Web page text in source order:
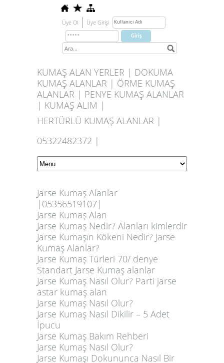
Üye Ol Üye Girişi
KUMAŞ ALAN YERLER | DOKUMA
KUMAŞ ALANLAR | ÖRME KUMAŞ
ALANLAR | PENYE KUMAŞ ALANLAR
| KUMAŞ ALIM |
HERTÜRLÜ KUMAŞ ALANLAR |
05322482372 |
Jarse Kumaş Alanlar
|05356519107|
Jarse Kumaş Alan
Jarse Kumaş Nedir? Alanları kimlerdir
Jarse Kumaşın Kökeni Nedir? Jarse
Kumaş Alanlar?
Jarse Kumaş Türleri 70/ denye
Standart Jarse Kumaş alanlar
Jarse Kumaş Nasıl Olur? Parti jarse
astar kumaş alan
Jarse Kumaş Nasıl Olur?
Jarse Kumaş Nasıl Dikilir – 5 Adet
İpucu
Jarse Kumaş Bakım Rehberi
Jarse Kumaş Nasıl Olur?
Jarse Kumaşı Dokununca Nasıl Bir